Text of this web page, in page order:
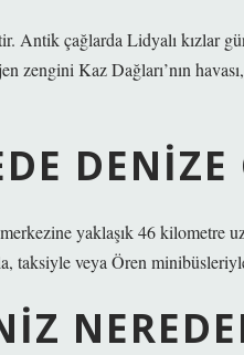
Antik çağlarda Lidyalı kızlar
Kaz Dağları’nın
yaklaşık 46 kilometre
taksiyle veya Ören